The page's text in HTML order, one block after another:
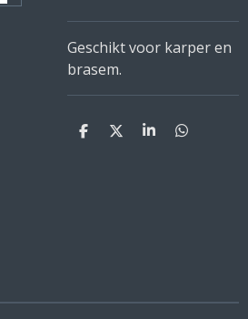
Geschikt voor karper en
brasem.
D
D
S
D